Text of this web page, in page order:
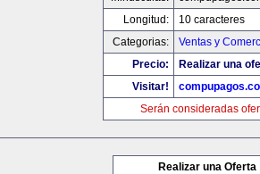
Longitud:
10 caracteres
Categorias:
Ventas y
Precio:
Realizar una
Visitar!
Serán consideradas
Realizar una Oferta